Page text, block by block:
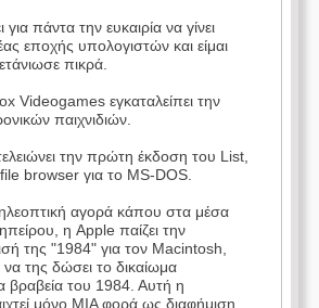
πάντα την ευκαιρία να γίνει
εποχής υπολογιστών και είμαι
πικρά.
Videogames εγκαταλείπει την
παιχνιδιών.
την πρώτη έκδοση του List,
browser για το MS-DOS.
αγορά κάπου στα μέσα
η Apple παίζει την
της "1984" για τον Macintosh,
να της δώσει το δικαίωμα
βραβεία του 1984. Αυτή η
μόνο ΜΙΑ φορά ως διαφήμιση